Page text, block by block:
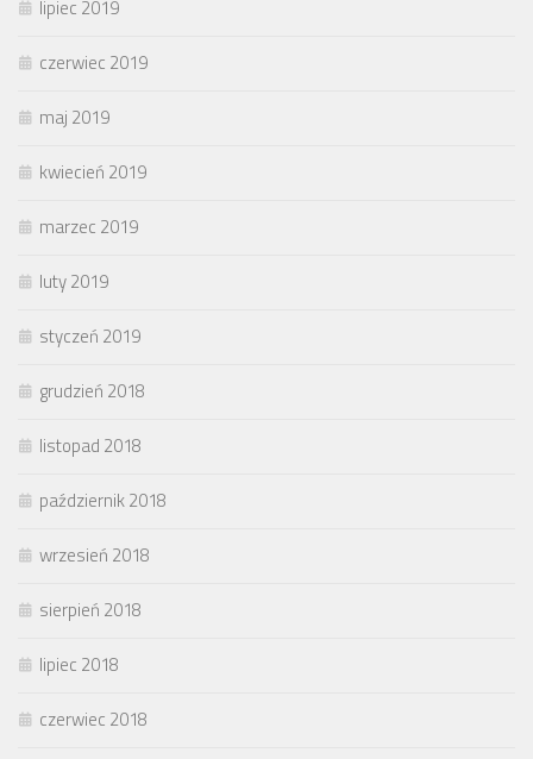
lipiec 2019
czerwiec 2019
maj 2019
kwiecień 2019
marzec 2019
luty 2019
styczeń 2019
grudzień 2018
listopad 2018
październik 2018
wrzesień 2018
sierpień 2018
lipiec 2018
czerwiec 2018